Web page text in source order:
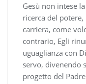
Gesù non intese
ricerca del potere,
carriera, come
contrario, Egli
uguaglianza con
servo, divenendo
progetto del